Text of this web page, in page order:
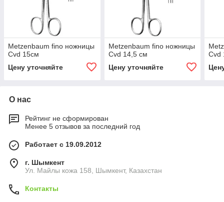
Metzenbaum fino ножницы
Cvd 15см
Цену уточняйте
Metzenbaum fino ножницы
Cvd 14,5 см
Цену уточняйте
Cvd
О нас
Рейтинг не сформирован
Менее 5 отзывов за последний год
Работает с 19.09.2012
г. Шымкент
Ул. Майлы кожа 158, Шымкент, Казахстан
Контакты